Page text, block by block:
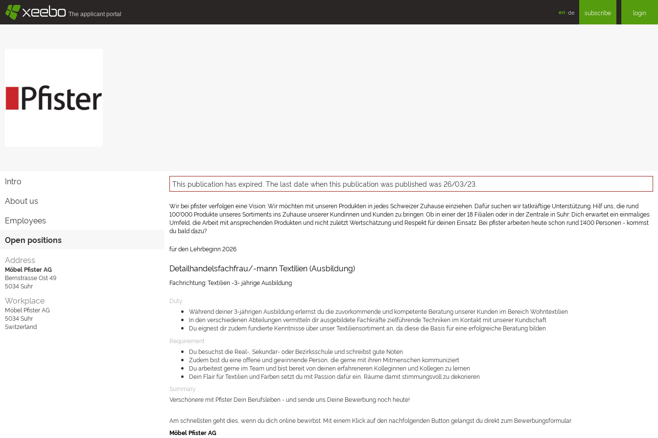
§xeebo The applicant portal en de subscribe login
Intro
About us
Employees
Open positions
Address
Möbel Pfister AG
Bernstrasse Ost 49
5034Suhr
Workplace
Möbel Pfister AG
5034Suhr
Switzerland
This publication has expired. The last date when this publication was published was 26/03/23.
Wir bei pfister verfolgen eine Vision: Wir möchten mit unseren Produkten in jedes Schweizer Zuhause einziehen. Dafür suchen wir tatkräftige Unterstützung. Hilf uns, die rund
100'000 Produkte unseres Sortiments ins Zuhause unserer Kundinnen und Kunden zu bringen. Ob in einer der 18 Filialen oder in der Zentrale in Suhr: Dich erwartet ein einmaliges
Umfeld, die Arbeit mit ansprechenden Produkten und nicht zuletzt Wertschätzung und Respekt für deinen Einsatz. Bei pfister arbeiten heute schon rund 1'400 Personen - kommst
du bald dazu?
für den Lehrbeginn 2026
Detailhandelsfachfrau/-mann Textilien (Ausbildung)
Fachrichtung: Textilien -3- jährige Ausbildung
Duty
Während deiner 3-jährigen Ausbildung erlernst du die zuvorkommende und kompetente Beratung unserer Kunden im Bereich Wohntextilien
In den verschiedenen Abteilungen vermitteln dir ausgebildete Fachkräfte zielführende Techniken im Kontakt mit unserer Kundschaft
Du eignest dir zudem fundierte Kenntnisse über unser Textiliensortiment an, da diese die Basis für eine erfolgreiche Beratung bilden
Requirement
Du besuchst die Real-, Sekundar- oder Bezirksschule und schreibst gute Noten
Zudem bist du eine offene und gewinnende Person, die gerne mit ihren Mitmenschen kommuniziert
Du arbeitest gerne im Team und bist bereit von deinen erfahreneren Kolleginnen und Kollegen zu lernen
Dein Flair für Textilien und Farben setzt du mit Passion dafür ein, Räume damit stimmungsvoll zu dekorieren
Summary
Verschönere mit Pfister Dein Berufsleben - und sende uns Deine Bewerbung noch heute!
Am schnellsten geht dies, wenn du dich online bewirbst. Mit einem Klick auf den nachfolgenden Button gelangst du direkt zum Bewerbungsformular.
Möbel Pfister AG